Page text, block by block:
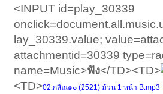
<INPUT id=play_30339
lay_30339.value;
attachmentid=30339
name=Music>ฟัง</TD><TD>
<TD>02.กสิณ๑๐ (2521) ม้วน 1 หน้า B.mp3